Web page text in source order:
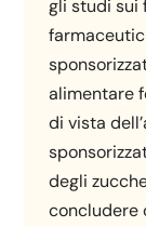
gli studi sui
alimentare
di vista
degli
concludere